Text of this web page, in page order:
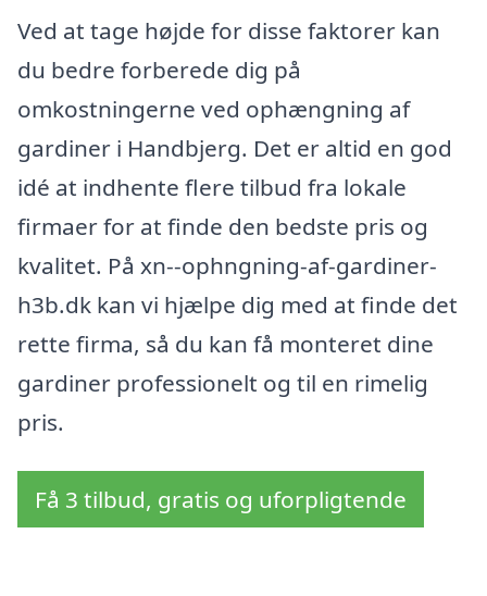
Ved at tage højde for disse faktorer kan
du bedre forberede dig på
omkostningerne ved ophængning af
gardiner i Handbjerg. Det er altid en god
idé at indhente flere tilbud fra lokale
firmaer for at finde den bedste pris og
kvalitet. På xn--ophngning-af-gardiner-
h3b.dk kan vi hjælpe dig med at finde det
rette firma, så du kan få monteret dine
gardiner professionelt og til en rimelig
pris.
Få 3 tilbud, gratis og uforpligtende